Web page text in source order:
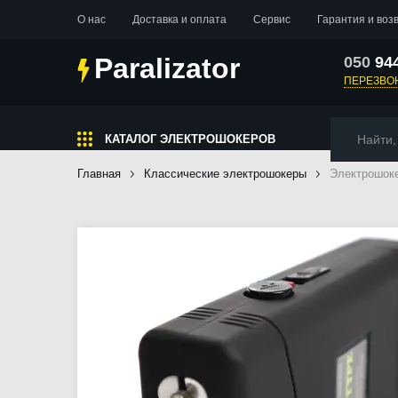
О нас Доставка и оплата Сервис Гарантия и
Paralizator 050
067
КАТАЛОГ ЭЛЕКТРОШОКЕРОВ
Главная Классические электрошокеры